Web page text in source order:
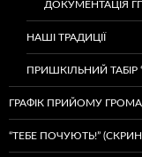
ДОКУМЕНТАЦІЯ
НАШІ ТРАДИЦІЇ
ПРИШКІЛЬНИЙ ТАБІР
ГРАФІК ПРИЙОМУ
“ТЕБЕ ПОЧУЮТЬ!”